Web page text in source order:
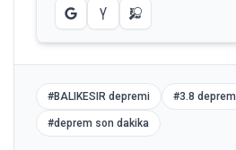
#BALIKESIR depremi #3.8 deprem
#deprem son dakika